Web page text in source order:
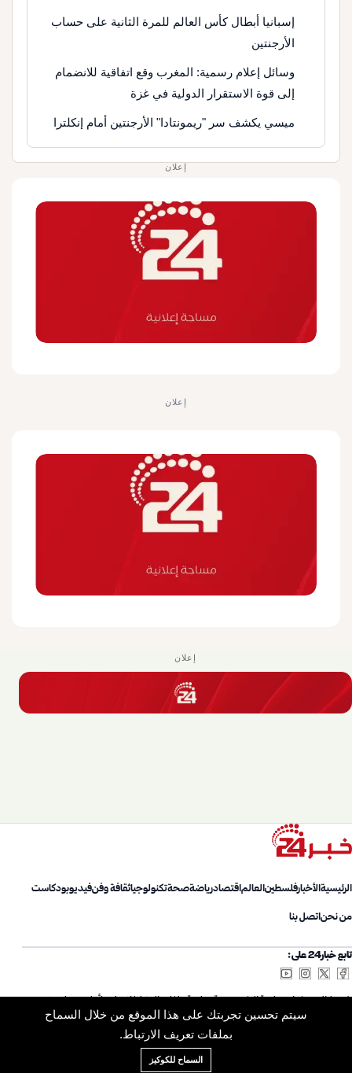
إسبانيا أبطال كأس العالم للمرة الثانية على حساب
الأرجنتين
وسائل إعلام رسمية: المغرب وقع اتفاقية للانضمام
إلى قوة الاستقرار الدولية في غزة
ميسي يكشف سر "ريمونتادا" الأرجنتين أمام إنكلترا
إعلان
إعلان
إعلان
الرئيسيةالأخبارفلسطينالعالماقتصادرياضةصحةتكنولوجياثقافة وفنفيديوبودكاست
من نحناتصل بنا
تابع خبار24 على:
شروط الاستخدامسياسة الخصوصيةسياسة ملفات الارتباطاتصل بناأعلن معنامن نحن
سيتم تحسين تجربتك على هذا الموقع من خلال السماح
بملفات تعريف الارتباط.
السماح للكوكيز